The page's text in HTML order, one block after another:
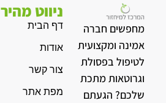
מחפשים חברה
אמינה ומקצועית
לטיפול בפסולת
וגרוטאות מתכת
שלכם? הגעתם
ניווט מהיר
דף הבית
אודות
צור קשר
מפת אתר